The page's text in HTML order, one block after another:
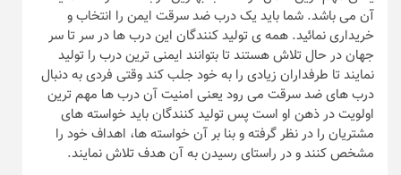
آن می باشد. شما باید یک درب ضد سرقت ایمن را انتخاب و
خریداری نمائید. همه ی تولید کنندگان این درب ها در سر تا سر
جهان در حال تلاش هستند تا بتوانند ایمنی ترین درب را تولید
نمایند تا طرفداران زیادی را به خود جلب کند وقتی فردی به دنبال
درب های ضد سرقت می رود یعنی امنیت آن درب ها مهم ترین
اولویت در ذهن او است پس تولید کنندگان باید خواسته های
مشتریان را در نظر گرفته و بنا بر آن خواسته ها، اهداف خود را
مشخص کنند و در راستای رسیدن به آن هدف تلاش نمایند.